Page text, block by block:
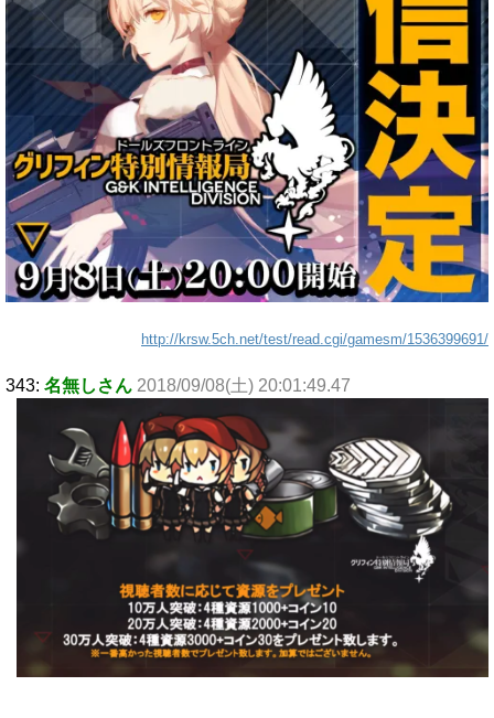
http://krsw.5ch.net/test/read.cgi/gamesm/1536399691/
343: 名無しさん 2018/09/08(土) 20:01:49.47